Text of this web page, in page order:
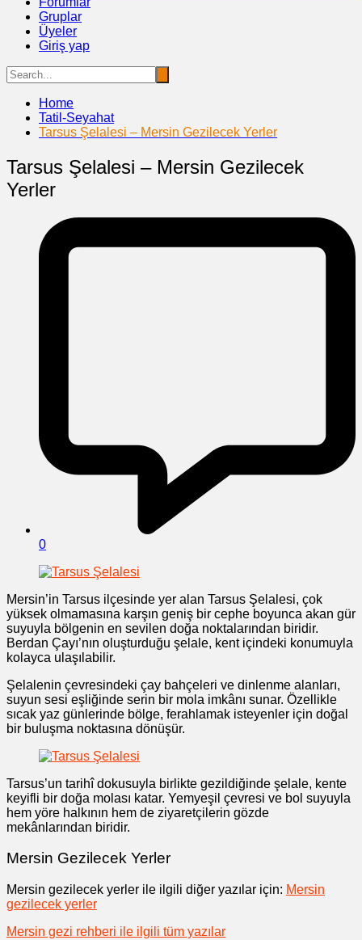
Gruplar
Üyeler
Giriş yap
Home
Tatil-Seyahat
Tarsus Şelalesi – Mersin Gezilecek Yerler
Tarsus Şelalesi – Mersin Gezilecek
Yerler
0
Mersin’in Tarsus ilçesinde yer alan Tarsus Şelalesi, çok
yüksek olmamasına karşın geniş bir cephe boyunca akan gür
suyuyla bölgenin en sevilen doğa noktalarından biridir.
Berdan Çayı’nın oluşturduğu şelale, kent içindeki konumuyla
kolayca ulaşılabilir.
Şelalenin çevresindeki çay bahçeleri ve dinlenme alanları,
suyun sesi eşliğinde serin bir mola imkânı sunar. Özellikle
sıcak yaz günlerinde bölge, ferahlamak isteyenler için doğal
bir buluşma noktasına dönüşür.
Tarsus’un tarihî dokusuyla birlikte gezildiğinde şelale, kente
keyifli bir doğa molası katar. Yemyeşil çevresi ve bol suyuyla
hem yöre halkının hem de ziyaretçilerin gözde
mekânlarından biridir.
Mersin Gezilecek Yerler
Mersin gezilecek yerler ile ilgili diğer yazılar için: Mersin
gezilecek yerler
Mersin gezi rehberi ile ilgili tüm yazılar